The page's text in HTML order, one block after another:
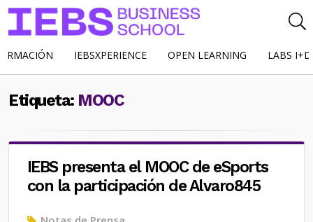
IEBSXPERIENCE OPEN LEARNING LABS
Etiqueta: MOOC
IEBS presenta el MOOC de eSports
con la participación de Alvaro845